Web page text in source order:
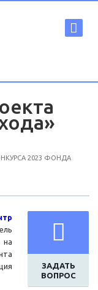
2023 ФОНДА
ЗАДАТЬ
ВОПРОС
на